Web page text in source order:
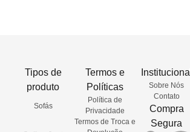
Tipos de
produto
Sofás
Termos e
Políticas
Política de
Privacidade
Termos de Troca e
Institucional
Sobre Nós
Contato
Compra
Segura